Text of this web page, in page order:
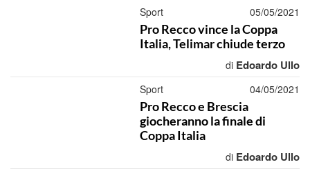
Sport 05/05/2021
Pro Recco vince la Coppa
Italia, Telimar chiude terzo
di Edoardo Ullo
Sport 04/05/2021
Pro Recco e Brescia
giocheranno la finale di
Coppa Italia
di Edoardo Ullo